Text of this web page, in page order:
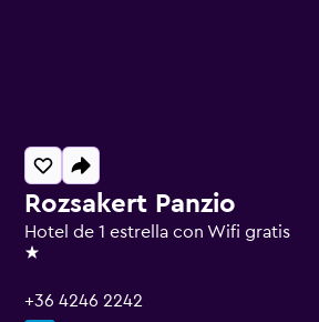
Rozsakert Panzio
Hotel de 1 estrella con Wifi gratis
1 estrella
+36 4246 2242